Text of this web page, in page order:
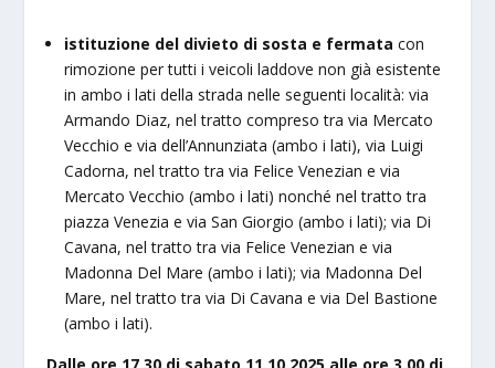
istituzione del divieto di sosta e fermata con
rimozione per tutti i veicoli laddove non già esistente
in ambo i lati della strada nelle seguenti località: via
Armando Diaz, nel tratto compreso tra via Mercato
Vecchio e via dell’Annunziata (ambo i lati), via Luigi
Cadorna, nel tratto tra via Felice Venezian e via
Mercato Vecchio (ambo i lati) nonché nel tratto tra
piazza Venezia e via San Giorgio (ambo i lati); via Di
Cavana, nel tratto tra via Felice Venezian e via
Madonna Del Mare (ambo i lati); via Madonna Del
Mare, nel tratto tra via Di Cavana e via Del Bastione
(ambo i lati).